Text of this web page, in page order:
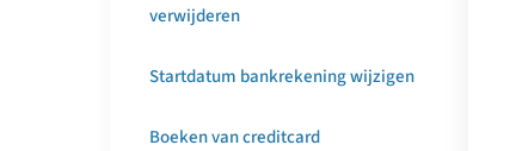
verwijderen
Startdatum bankrekening wijzigen
Boeken van creditcard